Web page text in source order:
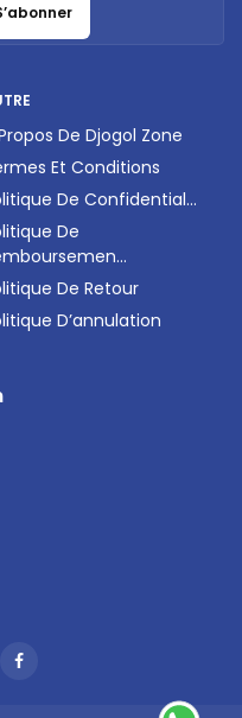
De Djogol Zone
Et Conditions
De Confidential...
De
De Retour
D’annulation